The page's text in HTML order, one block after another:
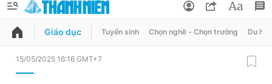
QUẢNG CÁO ĐẶT BÁO
Giáo dục Tuyển sinh Chọn nghề - Chọn trường Du học
15/05/2025 16:16 GMT+7